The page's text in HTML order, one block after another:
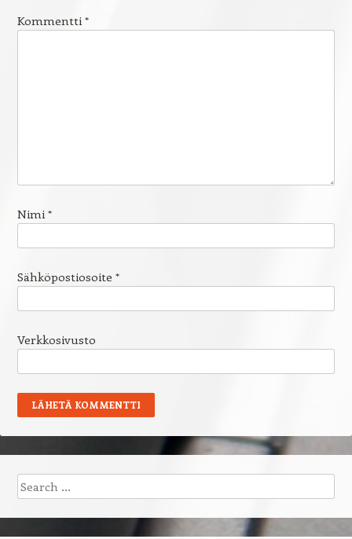
Kommentti *
Nimi *
Sähköpostiosoite *
Verkkosivusto
Search